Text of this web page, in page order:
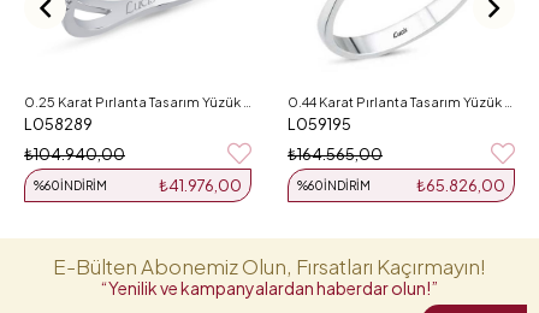
L058289
₺41.976,00
%60İNDIRIM
₺104.940,00
L059195
₺65.826,00
%60İNDIRIM
₺164.565,00
E-Bülten Abonemiz Olun, Fırsatları Kaçırmayın!
“Yenilik ve kampanyalardan haberdar olun!”